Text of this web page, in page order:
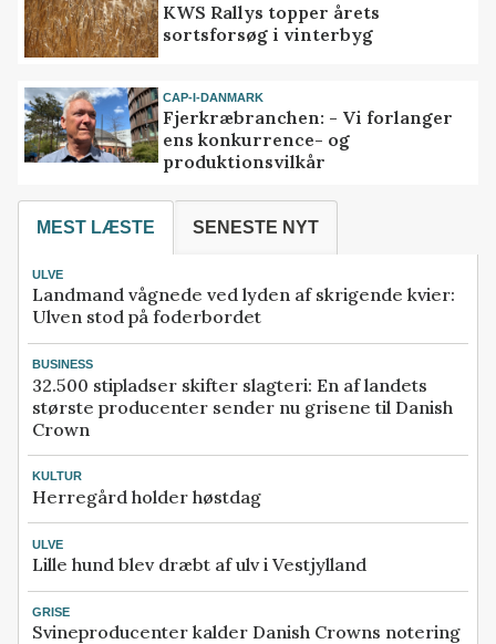
KWS Rallys topper årets
sortsforsøg i vinterbyg
CAP-I-DANMARK
Fjerkræbranchen: - Vi forlanger
ens konkurrence- og
produktionsvilkår
MEST LÆSTE SENESTE NYT
ULVE
Landmand vågnede ved lyden af skrigende kvier:
Ulven stod på foderbordet
BUSINESS
32.500 stipladser skifter slagteri: En af landets
største producenter sender nu grisene til Danish
Crown
KULTUR
Herregård holder høstdag
ULVE
Lille hund blev dræbt af ulv i Vestjylland
GRISE
Svineproducenter kalder Danish Crowns notering